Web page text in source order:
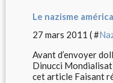
Le nazisme
27 mars 2011 ( #
Avant d’envoyer
Dinucci
cet article Faisant